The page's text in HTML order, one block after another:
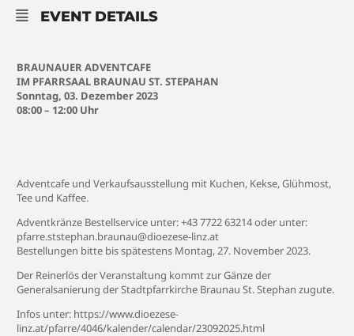
EVENT DETAILS
BRAUNAUER ADVENTCAFE
IM PFARRSAAL BRAUNAU ST. STEPAHAN
Sonntag, 03. Dezember 2023
08:00 – 12:00 Uhr
Adventcafe und Verkaufsausstellung mit Kuchen, Kekse, Glühmost,
Tee und Kaffee.
Adventkränze Bestellservice unter: +43 7722 63214 oder unter:
pfarre.ststephan.braunau@dioezese-linz.at
Bestellungen bitte bis spätestens Montag, 27. November 2023.
Der Reinerlös der Veranstaltung kommt zur Gänze der
Generalsanierung der Stadtpfarrkirche Braunau St. Stephan zugute.
Infos unter: https://www.dioezese-
linz.at/pfarre/4046/kalender/calendar/23092025.html